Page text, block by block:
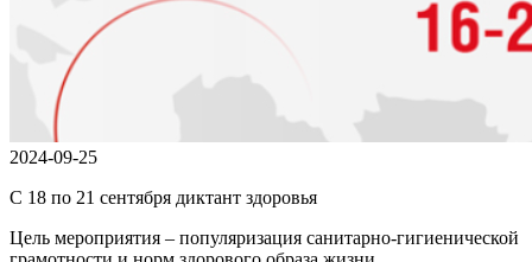
2024-09-25
С 18 по 21 сентября диктант здоровья
Цель мероприятия – популяризация санитарно-гигиенической